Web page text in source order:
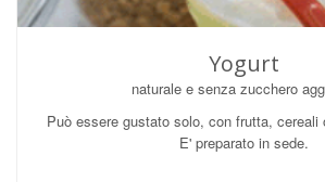
Yogurt
naturale e senza zucchero
Può essere gustato solo, con frutta, cereali
E' preparato in sede.